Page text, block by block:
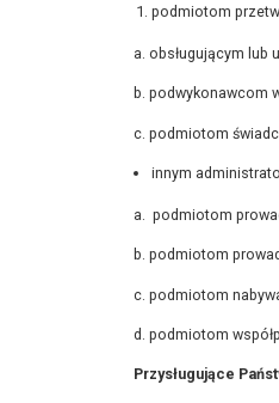
podmiotom
a. obsługującym lub
b. podwykonawcom
c. podmiotom
innym
a. podmiotom
b. podmiotom
c. podmiotom
d. podmiotom
Przysługujące